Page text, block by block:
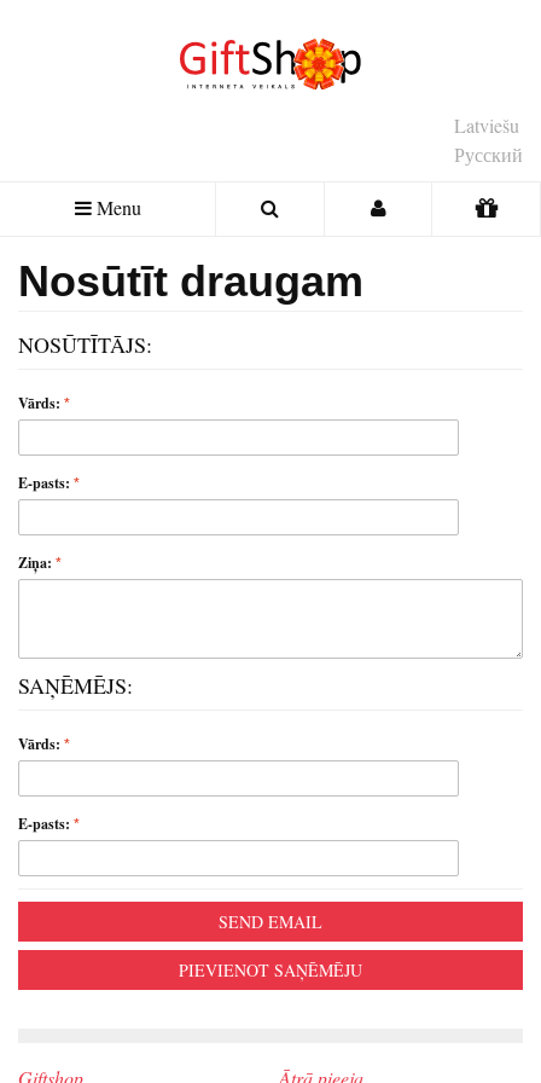
Latviešu
Русский
Menu
Nosūtīt draugam
NOSŪTĪTĀJS:
Vārds:
E-pasts:
Ziņa:
SAŅĒMĒJS:
Vārds:
E-pasts:
SEND EMAIL
PIEVIENOT SAŅĒMĒJU
Giftshop Ātrā pieeja